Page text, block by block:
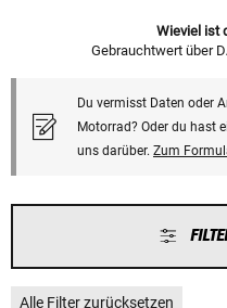
Wieviel ist
Gebrauchtwert über
Du vermisst Daten oder
Motorrad? Oder du hast
uns darüber. Zum
Alle Filter zurücksetzen